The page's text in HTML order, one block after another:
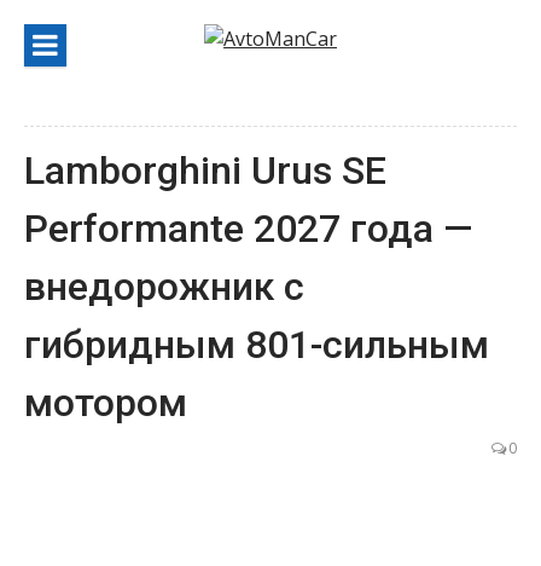
содержанию
Lamborghini Urus SE
Performante 2027 года —
внедорожник с
гибридным 801-сильным
мотором
0